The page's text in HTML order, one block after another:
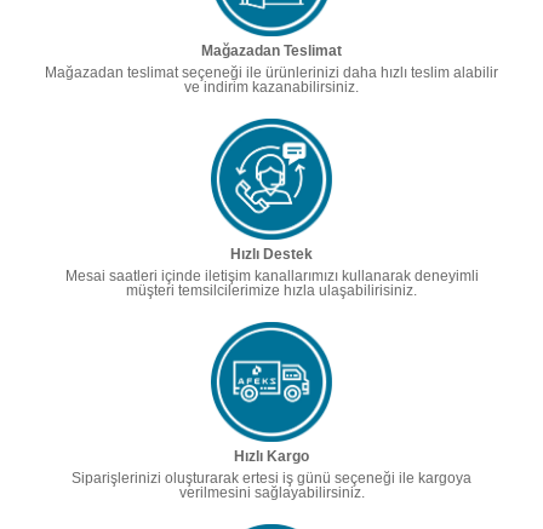
Mağazadan Teslimat
Mağazadan teslimat seçeneği ile ürünlerinizi daha hızlı teslim alabilir
ve indirim kazanabilirsiniz.
Hızlı Destek
Mesai saatleri içinde iletişim kanallarımızı kullanarak deneyimli
müşteri temsilcilerimize hızla ulaşabilirisiniz.
Hızlı Kargo
Siparişlerinizi oluşturarak ertesi iş günü seçeneği ile kargoya
verilmesini sağlayabilirsiniz.